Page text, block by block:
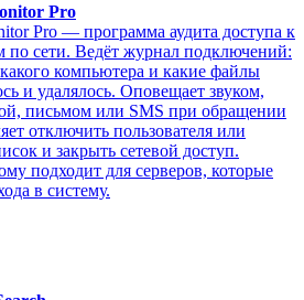
Pro
Pro — программа аудита доступа к
сети. Ведёт журнал подключений:
компьютера и какие файлы
и удалялось. Оповещает звуком,
письмом или SMS при обращении
отключить пользователя или
и закрыть сетевой доступ.
подходит для серверов, которые
в систему.